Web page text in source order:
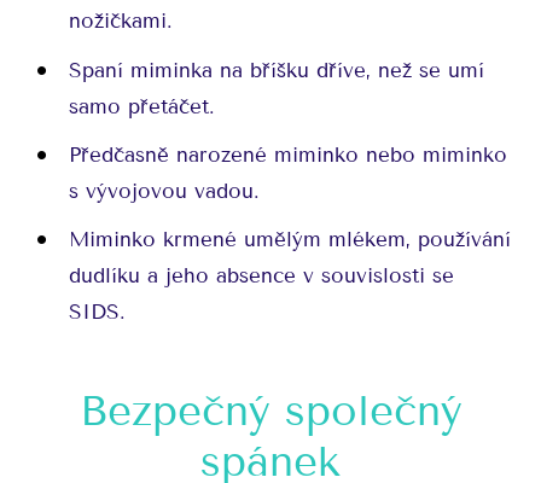
nožičkami.
Spaní miminka na bříšku dříve, než se umí
samo přetáčet.
Předčasně narozené miminko nebo miminko
s vývojovou vadou.
Miminko krmené umělým mlékem, používání
dudlíku a jeho absence v souvislosti se
SIDS.
Bezpečný společný
spánek